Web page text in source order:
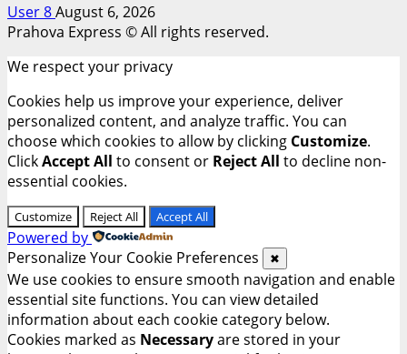
User 8August 6, 2026
Prahova Express © All rights reserved.
We respect your privacy
Cookies help us improve your experience, deliver
personalized content, and analyze traffic. You can
choose which cookies to allow by clicking Customize.
ClickAccept All to consent or Reject All to decline non-
essential cookies.
Customize Reject All Accept All
Powered by
Personalize Your Cookie Preferences
✖
We use cookies to ensure smooth navigation and enable
essential site functions. You can view detailed
information about each cookie category below.
Cookies marked as Necessaryare stored in your